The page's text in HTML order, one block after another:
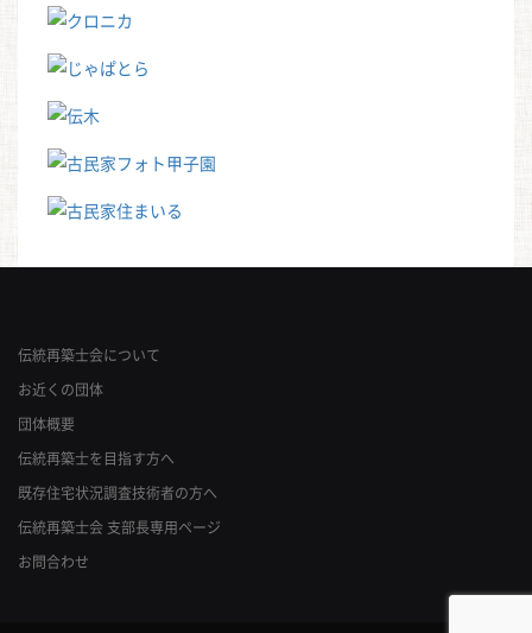
伝統再築士会について
お近くの団体
団体概要
伝統再築士を目指す方へ
既存住宅状況調査技術者の方へ
伝統再築士会 支部長専用ページ
お問合わせ